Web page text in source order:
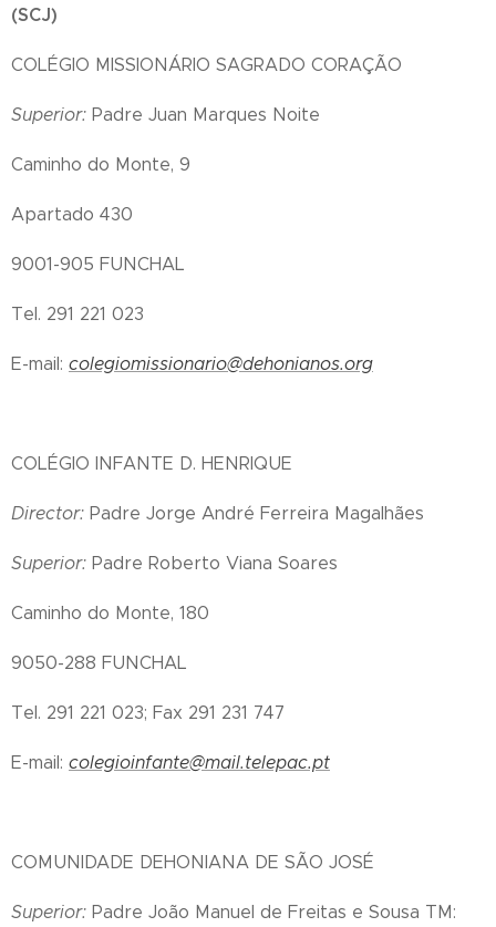
(SCJ)
COLÉGIO MISSIONÁRIO SAGRADO CORAÇÃO
Superior: Padre Juan Marques Noite
Caminho do Monte, 9
Apartado 430
9001-905 FUNCHAL
Tel. 291 221 023
E-mail: colegiomissionario@dehonianos.org
COLÉGIO INFANTE D. HENRIQUE
Director: Padre Jorge André Ferreira Magalhães
Superior: Padre Roberto Viana Soares
Caminho do Monte, 180
9050-288 FUNCHAL
Tel. 291 221 023; Fax 291 231 747
E-mail: colegioinfante@mail.telepac.pt
COMUNIDADE DEHONIANA DE SÃO JOSÉ
Superior: Padre João Manuel de Freitas e Sousa TM: